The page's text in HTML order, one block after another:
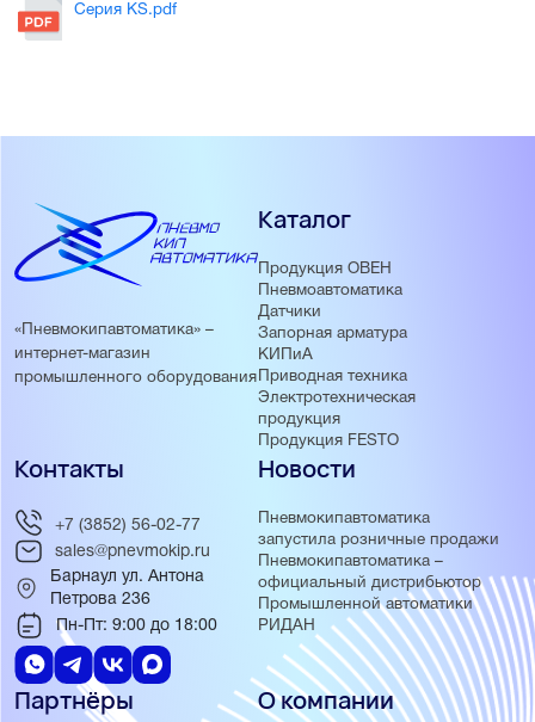
Серия KS.pdf
«Пневмокипавтоматика» –
интернет-магазин
промышленного оборудования
Каталог
Продукция ОВЕН
Пневмоавтоматика
Датчики
Запорная арматура
КИПиА
Приводная техника
Электротехническая
продукция
Продукция FESTO
Новости
Пневмокипавтоматика
запустила розничные продажи
Пневмокипавтоматика –
официальный дистрибьютор
Промышленной автоматики
РИДАН
Партнёры О компании
Контакты
+7 (3852) 56-02-77
sales@pnevmokip.ru
Барнаул ул. Антона
Петрова 236
Пн-Пт: 9:00 до 18:00